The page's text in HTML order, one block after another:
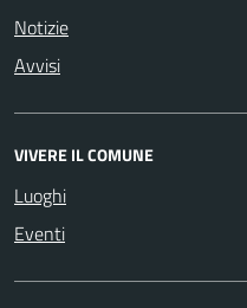
Notizie
Avvisi
VIVERE IL COMUNE
Luoghi
Eventi